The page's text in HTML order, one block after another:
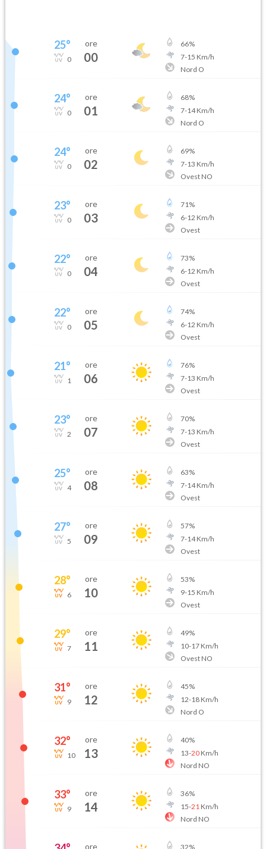
25°
0
ore
00
66%
7-15 Km/h
Nord O
24°
0
ore
01
68%
7-14Km/h
Nord O
24°
0
ore
02
69%
7-13 Km/h
Ovest NO
23°
0
ore
03
71%
6-12 Km/h
Ovest
22°
0
ore
04
73%
6-12 Km/h
Ovest
22°
0
ore
05
74%
6-12 Km/h
Ovest
21°
1
ore
06
76%
7-13 Km/h
Ovest
23°
2
ore
07
70%
7-13 Km/h
Ovest
25°
4
ore
08
63%
7-14Km/h
Ovest
27°
5
ore
09
57%
7-14Km/h
Ovest
28°
6
ore
10
53%
9-15 Km/h
Ovest
29°
7
ore
11
49%
10-17Km/h
Ovest NO
31°
9
ore
12
45%
12-18Km/h
Nord O
32°
10
ore
13
40%
13-20Km/h
Nord NO
33°
9
ore
14
36%
15-21 Km/h
Nord NO
ore 32%